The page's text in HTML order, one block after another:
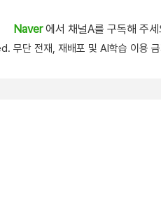
Naver에서 채널A를 구독해 주세
단 전재, 재배포 및 AI학습 이용 금